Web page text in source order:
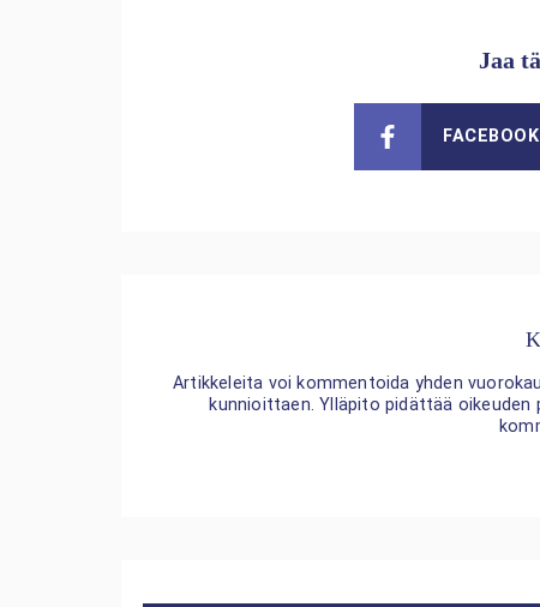
Jaa
FACEBOOK
Artikkeleita voi kommentoida yhden
kunnioittaen. Ylläpito pidättää